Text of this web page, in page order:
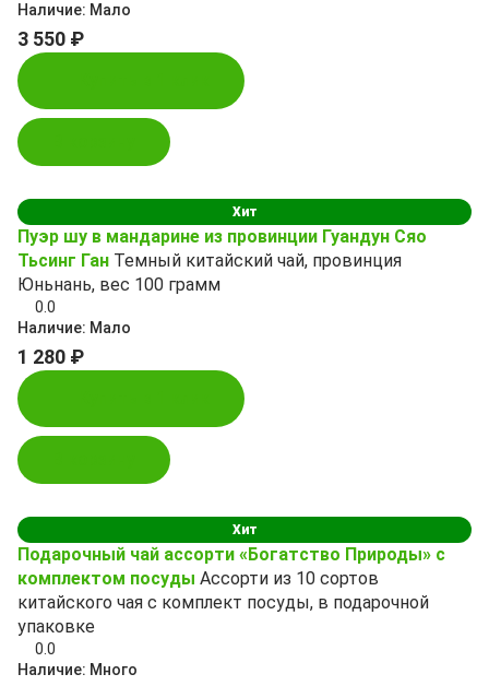
Наличие: Мало
3 550 ₽
Хит
Пуэр шу в мандарине из провинции Гуандун Сяо
Тьсинг Ган Темный китайский чай, провинция
Юньнань, вес 100 грамм
0.0
Наличие: Мало
1 280 ₽
Хит
Подарочный чай ассорти «Богатство Природы» с
комплектом посуды Ассорти из 10 сортов
китайского чая с комплект посуды, в подарочной
упаковке
0.0
Наличие: Много